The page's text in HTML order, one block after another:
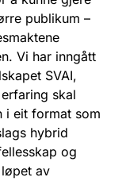
publikum –
Vi har inngått
SVAI,
skal
i eit format som
hybrid
og
av